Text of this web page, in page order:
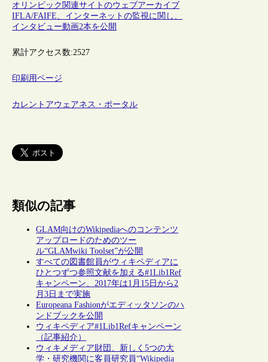
オリンピック関連サイトのウェブアーカイブ
IFLA/FAIFE、インターネットの監視に関し、
インタビュー動画2本を公開
累計アクセス数:2527
印刷用ページ
カレントアウェアネス・ポータル
類似の記事
GLAM向けのWikipediaへのコンテンツ
アップロードのためのツー
ル“GLAMwiki Toolset”が公開
すべての図書館員がウィキペディアに
ひとつずつ参照文献を加える#1Lib1Ref
キャンペーン、2017年は1月15日から2
月3日まで実施
Europeana Fashionがエディッタソンのハ
ンドブックを公開
ウィキペディア#1Lib1Refキャンペーン
（記事紹介）
ウィキメディア財団、新しく5つの大
学・研究機関に客員研究員“Wikipedia